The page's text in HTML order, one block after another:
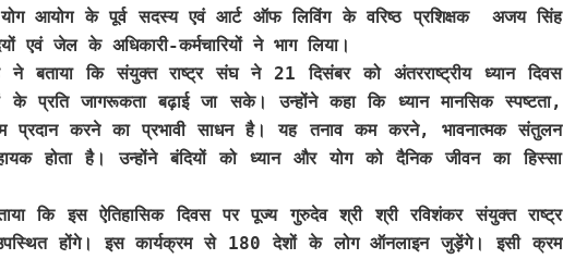
आयोग के पूर्व सदस्य एवं आर्ट ऑफ लिविंग के वरिष्ठ प्रशिक्षक अजय सिंह
एवं जेल के अधिकारी-कर्मचारियों ने भाग लिया।
बताया कि संयुक्त राष्ट्र संघ ने 21 दिसंबर को अंतरराष्ट्रीय ध्यान दिवस
के प्रति जागरूकता बढ़ाई जा सके। उन्होंने कहा कि ध्यान मानसिक स्पष्टता,
प्रदान करने का प्रभावी साधन है। यह तनाव कम करने, भावनात्मक संतुलन
होता है। उन्होंने बंदियों को ध्यान और योग को दैनिक जीवन का हिस्सा
कि इस ऐतिहासिक दिवस पर पूज्य गुरुदेव श्री श्री रविशंकर संयुक्त राष्ट्र
होंगे। इस कार्यक्रम से 180 देशों के लोग ऑनलाइन जुड़ेंगे। इसी क्रम